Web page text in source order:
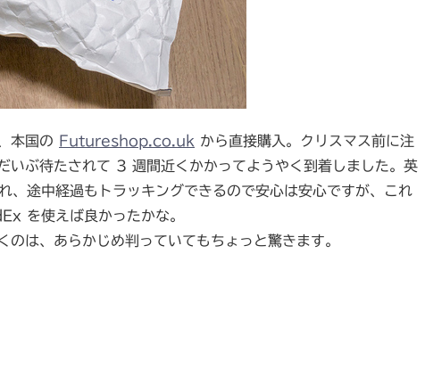
本国の Futureshop.co.uk から直接購入。クリスマス前に注
いぶ待たされて 3 週間近くかかってようやく到着しました。英
途中経過もトラッキングできるので安心は安心ですが、これ
を使えば良かったかな。
は、あらかじめ判っていてもちょっと驚きます。